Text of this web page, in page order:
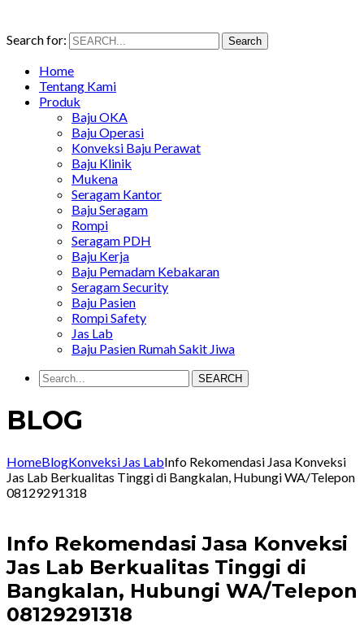
Search for: Search
Home
Tentang Kami
Produk
Baju OKA
Baju Operasi
Konveksi Baju Perawat
Baju Klinik
Mukena
Seragam Kantor
Baju Seragam
Rompi
Seragam PDH
Baju Kerja
Baju Pemadam Kebakaran
Seragam Security
Baju Pasien
Rompi Safety
Jas Lab
Baju Pasien Rumah Sakit Jiwa
SEARCH
BLOG
HomeBlogKonveksi Jas LabInfo Rekomendasi Jasa Konveksi
Jas Lab Berkualitas Tinggi di Bangkalan, Hubungi WA/Telepon
08129291318
Info Rekomendasi Jasa Konveksi
Jas Lab Berkualitas Tinggi di
Bangkalan, Hubungi WA/Telepon
08129291318